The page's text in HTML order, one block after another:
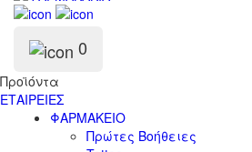
0
Προϊόντα
ΕΤΑΙΡΕΙΕΣ
ΦΑΡΜΑΚΕΙΟ
Πρώτες Βοήθειες